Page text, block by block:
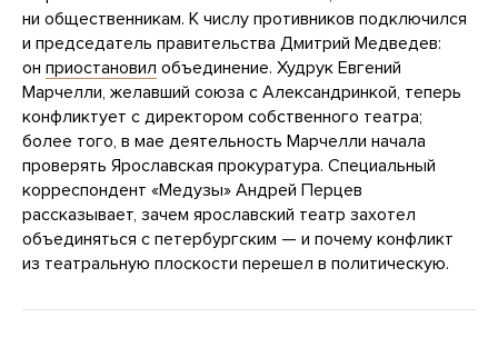
ни общественникам. К числу противников подключился
и председатель правительства Дмитрий Медведев:
он приостановил объединение. Худрук Евгений
Марчелли, желавший союза с Александринкой, теперь
конфликтует с директором собственного театра;
более того, в мае деятельность Марчелли начала
проверять Ярославская прокуратура. Специальный
корреспондент «Медузы» Андрей Перцев
рассказывает, зачем ярославский театр захотел
объединяться с петербургским — и почему конфликт
из театральную плоскости перешел в политическую.